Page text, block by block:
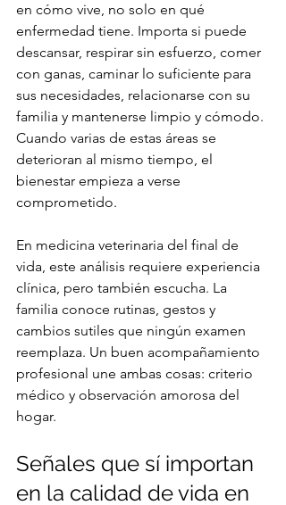
en cómo vive, no solo en qué
enfermedad tiene. Importa si puede
descansar, respirar sin esfuerzo, comer
con ganas, caminar lo suficiente para
sus necesidades, relacionarse con su
familia y mantenerse limpio y cómodo.
Cuando varias de estas áreas se
deterioran al mismo tiempo, el
bienestar empieza a verse
comprometido.
En medicina veterinaria del final de
vida, este análisis requiere experiencia
clínica, pero también escucha. La
familia conoce rutinas, gestos y
cambios sutiles que ningún examen
reemplaza. Un buen acompañamiento
profesional une ambas cosas: criterio
médico y observación amorosa del
hogar.
Señales que sí importan
en la calidad de vida en